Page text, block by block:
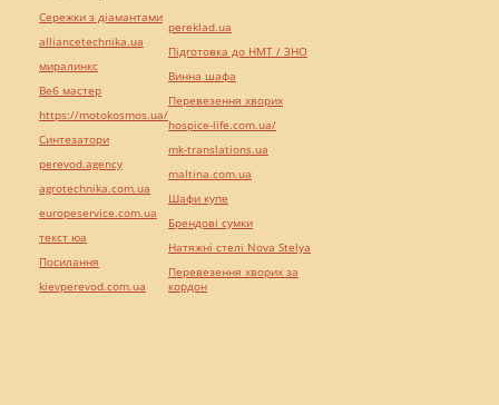
Сережки з діамантами
alliancetechnika.ua
миралинкс
Веб мастер
https://motokosmos.ua/
Синтезатори
perevod.agency
agrotechnika.com.ua
europeservice.com.ua
текст юа
Посилання
kievperevod.com.ua
pereklad.ua
Підготовка до НМТ / ЗНО
Винна шафа
Перевезення хворих
hospice-life.com.ua/
mk-translations.ua
maltina.com.ua
Шафи купе
Брендові сумки
Натяжні стелі Nova Stelya
Перевезення хворих за
кордон